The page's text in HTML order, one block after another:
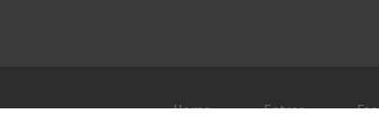
Home Entrar